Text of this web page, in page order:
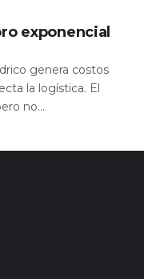
exponencial
genera costos
la logística. El
no...